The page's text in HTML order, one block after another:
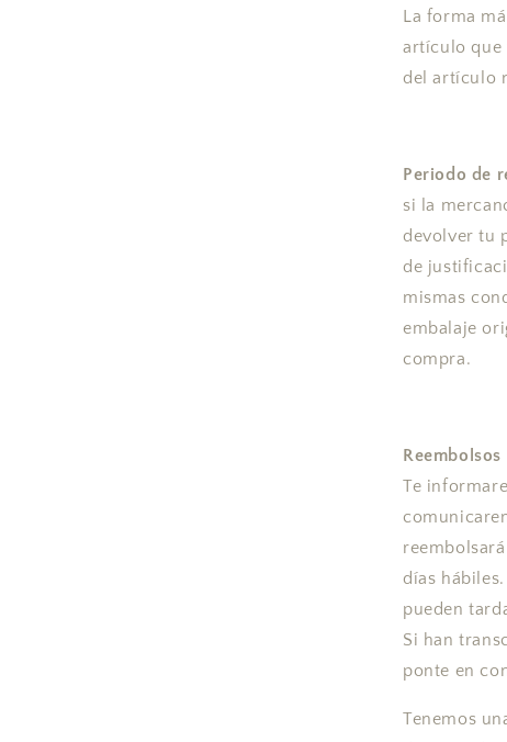
La forma
artículo que
del artículo
Periodo de
si la
devolver tu
de
mismas
embalaje
compra.
Reembolsos
Te
días
pueden
Si han
ponte en
Tenemos